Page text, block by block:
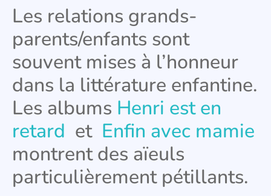
Les relations grands-
parents/enfants sont
souvent mises à l’honneur
dans la littérature enfantine.
Les albums Henri est en
retard et Enfin avec mamie
montrent des aïeuls
particulièrement pétillants.